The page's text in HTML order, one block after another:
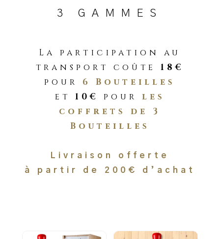
3 GAMMES
La participation au
transport coûte 18€
pour 6 Bouteilles
et 10€ pour
les
coffrets de 3
Bouteilles
Livraison offerte
à partir de 200€ d’achat